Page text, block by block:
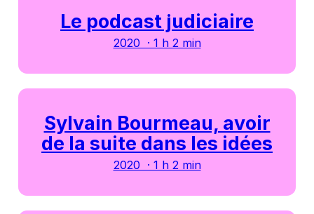
Le podcast judiciaire
2020 · 1 h 2 min
Sylvain Bourmeau, avoir
de la suite dans les idées
2020 · 1 h 2 min